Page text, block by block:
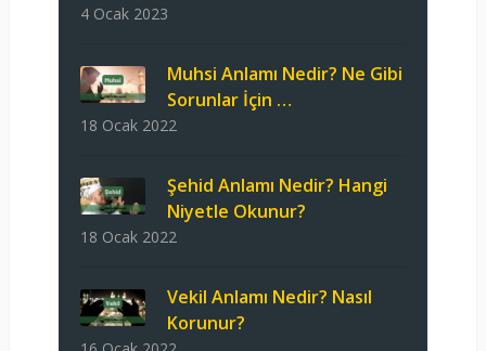
4 Ocak 2023
Muhsi Anlamı Nedir? Ne Gibi
Sorunlar İçin …
18 Ocak 2022
Şehid Anlamı Nedir? Hangi
Niyetle Okunur?
18 Ocak 2022
Vekil Anlamı Nedir? Nasıl
Korunur?